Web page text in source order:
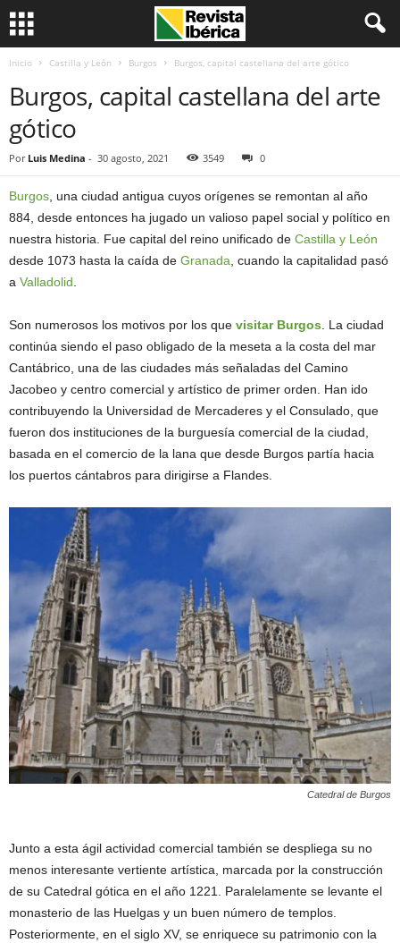
Inicio Castilla y León Burgos Burgos, capital castellana del arte gótico
Burgos, capital castellana del arte
gótico
Por Luis Medina - 30 agosto, 2021 3549 0
Burgos , una ciudad antigua cuyos orígenes se remontan al año
884, desde entonces ha jugado un valioso papel social y político en
nuestra historia. Fue capital del reino unificado de Castilla y León
desde 1073 hasta la caída de Granada , cuando la capitalidad pasó
a Valladolid
Son numerosos los motivos por los que visitar Burgos . La ciudad
continúa siendo el paso obligado de la meseta a la costa del mar
Cantábrico, una de las ciudades más señaladas del Camino
Jacobeo y centro comercial y artístico de primer orden. Han ido
contribuyendo la Universidad de Mercaderes y el Consulado, que
fueron dos instituciones de la burguesía comercial de la ciudad,
basada en el comercio de la lana que desde Burgos partía hacia
los puertos cántabros para dirigirse a Flandes.
Catedral de Burgos
Junto a esta ágil actividad comercial también se despliega su no
menos interesante vertiente artística, marcada por la construcción
de su Catedral gótica en el año 1221. Paralelamente se levante el
monasterio de las Huelgas y un buen número de templos.
Posteriormente, en el siglo XV, se enriquece su patrimonio con la